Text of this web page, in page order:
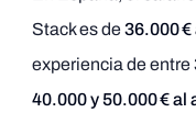
Stack es de36.000 €
experiencia de entre
40.000 y 50.000 € al